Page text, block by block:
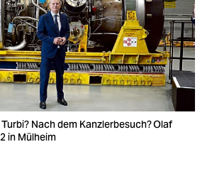
Nach dem Kanzlerbesuch? Olaf
in Mülheim